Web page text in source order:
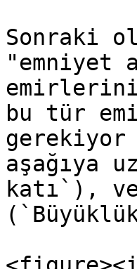
Sonraki
"emniyet
emirlerini
bu tür
aşağıya
katı`), ve